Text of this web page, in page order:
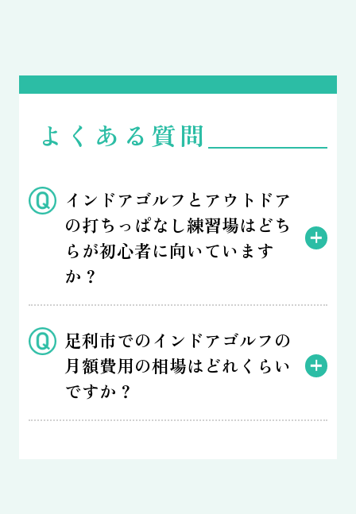
よくある質問
インドアゴルフとアウトドア
の打ちっぱなし練習場はどち
らが初心者に向いています
か？
足利市でのインドアゴルフの
月額費用の相場はどれくらい
ですか？